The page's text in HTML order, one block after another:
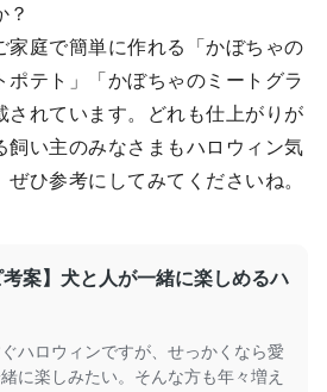
？
家庭で簡単に作れる「かぼちゃの
ポテト」「かぼちゃのミートグラ
されています。どれも仕上がりが
飼い主のみなさまもハロウィン気
ひ参考にしてみてくださいね。